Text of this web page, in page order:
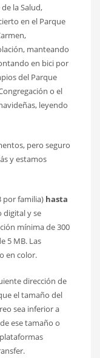
la Salud,
en el Parque
manteando
en bici por
del Parque
o el
leyendo
pero seguro
y estamos
por familia) hasta
digital y se
mínima de 300
5 MB. Las
en color.
dirección de
el tamaño del
sea inferior a
ese tamaño o